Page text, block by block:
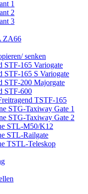
1
2
3
ZA66
senken
STF-165 Variogate
STF-165 S Variogate
STF-200 Majorgate
STF-600
TSTF-165
STG-Taxiway Gate 1
STG-Taxiway Gate 2
STL-M50/K12
STL-Railgate
TSTL-Teleskop